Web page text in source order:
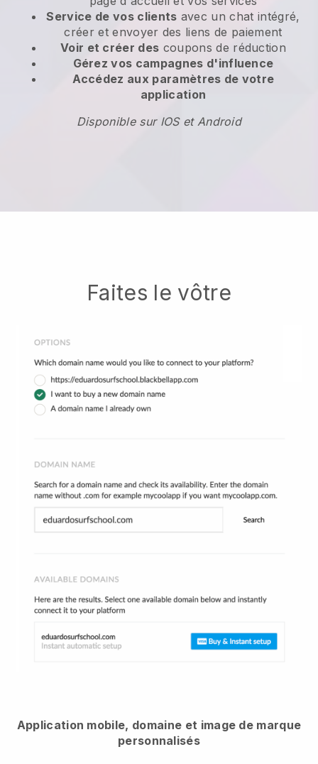
Service de vos clients avec un chat intégré,
créer et envoyer des liens de paiement
Voir et créer des coupons de réduction
Gérez vos campagnes d'influence
Accédez aux paramètres de votre
application
Disponible sur IOS et Android
Faites le vôtre
Application mobile, domaine et image de marque
personnalisés